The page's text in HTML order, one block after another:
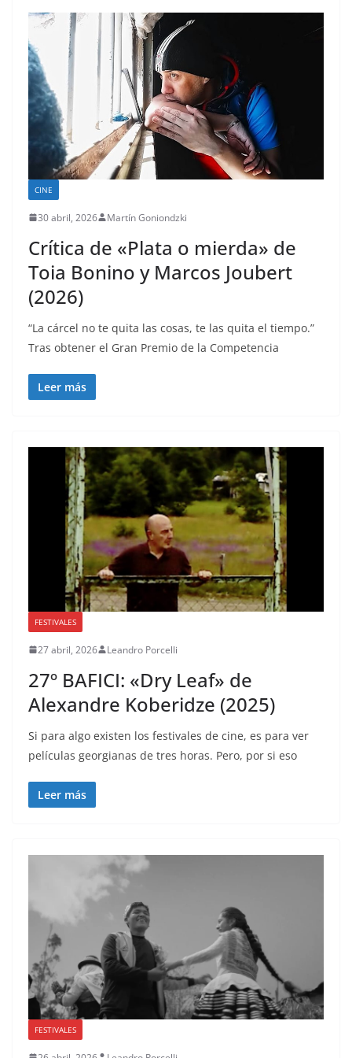
CINE
30 abril, 2026 Martín Goniondzki
Crítica de «Plata o mierda» de
Toia Bonino y Marcos Joubert
(2026)
“La cárcel no te quita las cosas, te las quita el tiempo.”
Tras obtener el Gran Premio de la Competencia
Leer más
FESTIVALES
27 abril, 2026 Leandro Porcelli
27º BAFICI: «Dry Leaf» de
Alexandre Koberidze (2025)
Si para algo existen los festivales de cine, es para ver
películas georgianas de tres horas. Pero, por si eso
Leer más
FESTIVALES